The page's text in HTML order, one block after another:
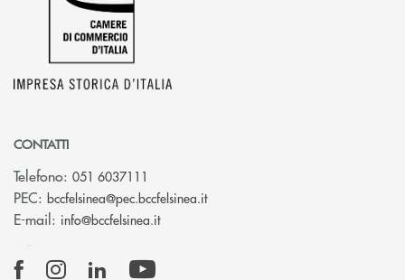
CONTATTI
Telefono: 051 6037111
PEC: bccfelsinea@pec.bccfelsinea.it(si apre l’app di posta
E-mail: info@bccfelsinea.it(si apre l’app di posta elettronica)